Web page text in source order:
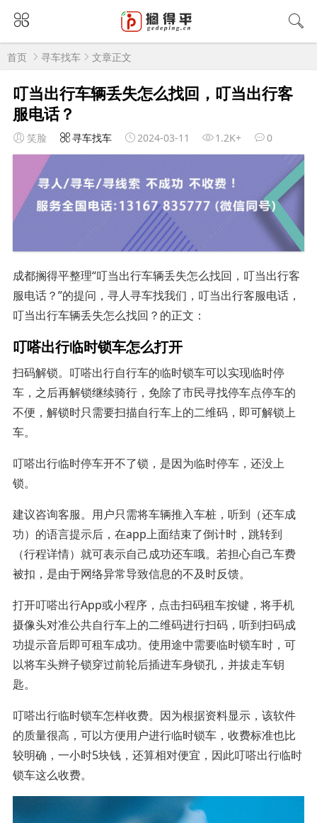
首页 寻车找车 文章正文
叮当出行车辆丢失怎么找回，叮当出行客
服电话？
笑脸 寻车找车 2024-03-11 1.2K+ 0
成都搁得平整理“叮当出行车辆丢失怎么找回，叮当出行客
服电话？”的提问，寻人寻车找我们，叮当出行客服电话，
叮当出行车辆丢失怎么找回？的正文：
叮嗒出行临时锁车怎么打开
扫码解锁。叮嗒出行自行车的临时锁车可以实现临时停
车，之后再解锁继续骑行，免除了市民寻找停车点停车的
不便，解锁时只需要扫描自行车上的二维码，即可解锁上
车。
叮嗒出行临时停车开不了锁，是因为临时停车，还没上
锁。
建议咨询客服。用户只需将车辆推入车桩，听到（还车成
功）的语言提示后，在app上面结束了倒计时，跳转到
（行程详情）就可表示自己成功还车哦。若担心自己车费
被扣，是由于网络异常导致信息的不及时反馈。
打开叮嗒出行App或小程序，点击扫码租车按键，将手机
摄像头对准公共自行车上的二维码进行扫码，听到扫码成
功提示音后即可租车成功。使用途中需要临时锁车时，可
以将车头辫子锁穿过前轮后插进车身锁孔，并拔走车钥
匙。
叮嗒出行临时锁车怎样收费。因为根据资料显示，该软件
的质量很高，可以方便用户进行临时锁车，收费标准也比
较明确，一小时5块钱，还算相对便宜，因此叮嗒出行临时
锁车这么收费。